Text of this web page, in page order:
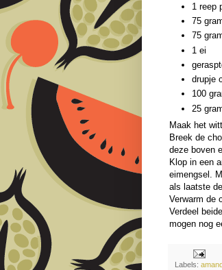
1 reep
75
75
1 ei
drupje
100
25
Maak het
Breek de
deze boven
Klop in een
eimengsel.
als laatste
Verwarm de
Verdeel
mogen nog
Labels: